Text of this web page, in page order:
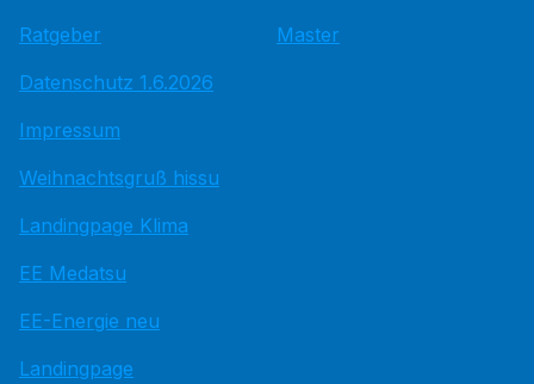
Ratgeber
Datenschutz 1.6.2026
Impressum
Weihnachtsgruß hissu
Landingpage Klima
EE Medatsu
EE-Energie neu
Landingpage
Master